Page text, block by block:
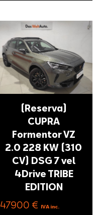
(Reserva)
CUPRA
Formentor VZ
2.0 228 KW (310
CV) DSG 7 vel
4Drive TRIBE
EDITION
47900 € IVA inc.